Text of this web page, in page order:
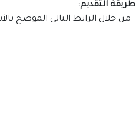
طريقة التقديم:
- من خلال الرابط التالي الموضح